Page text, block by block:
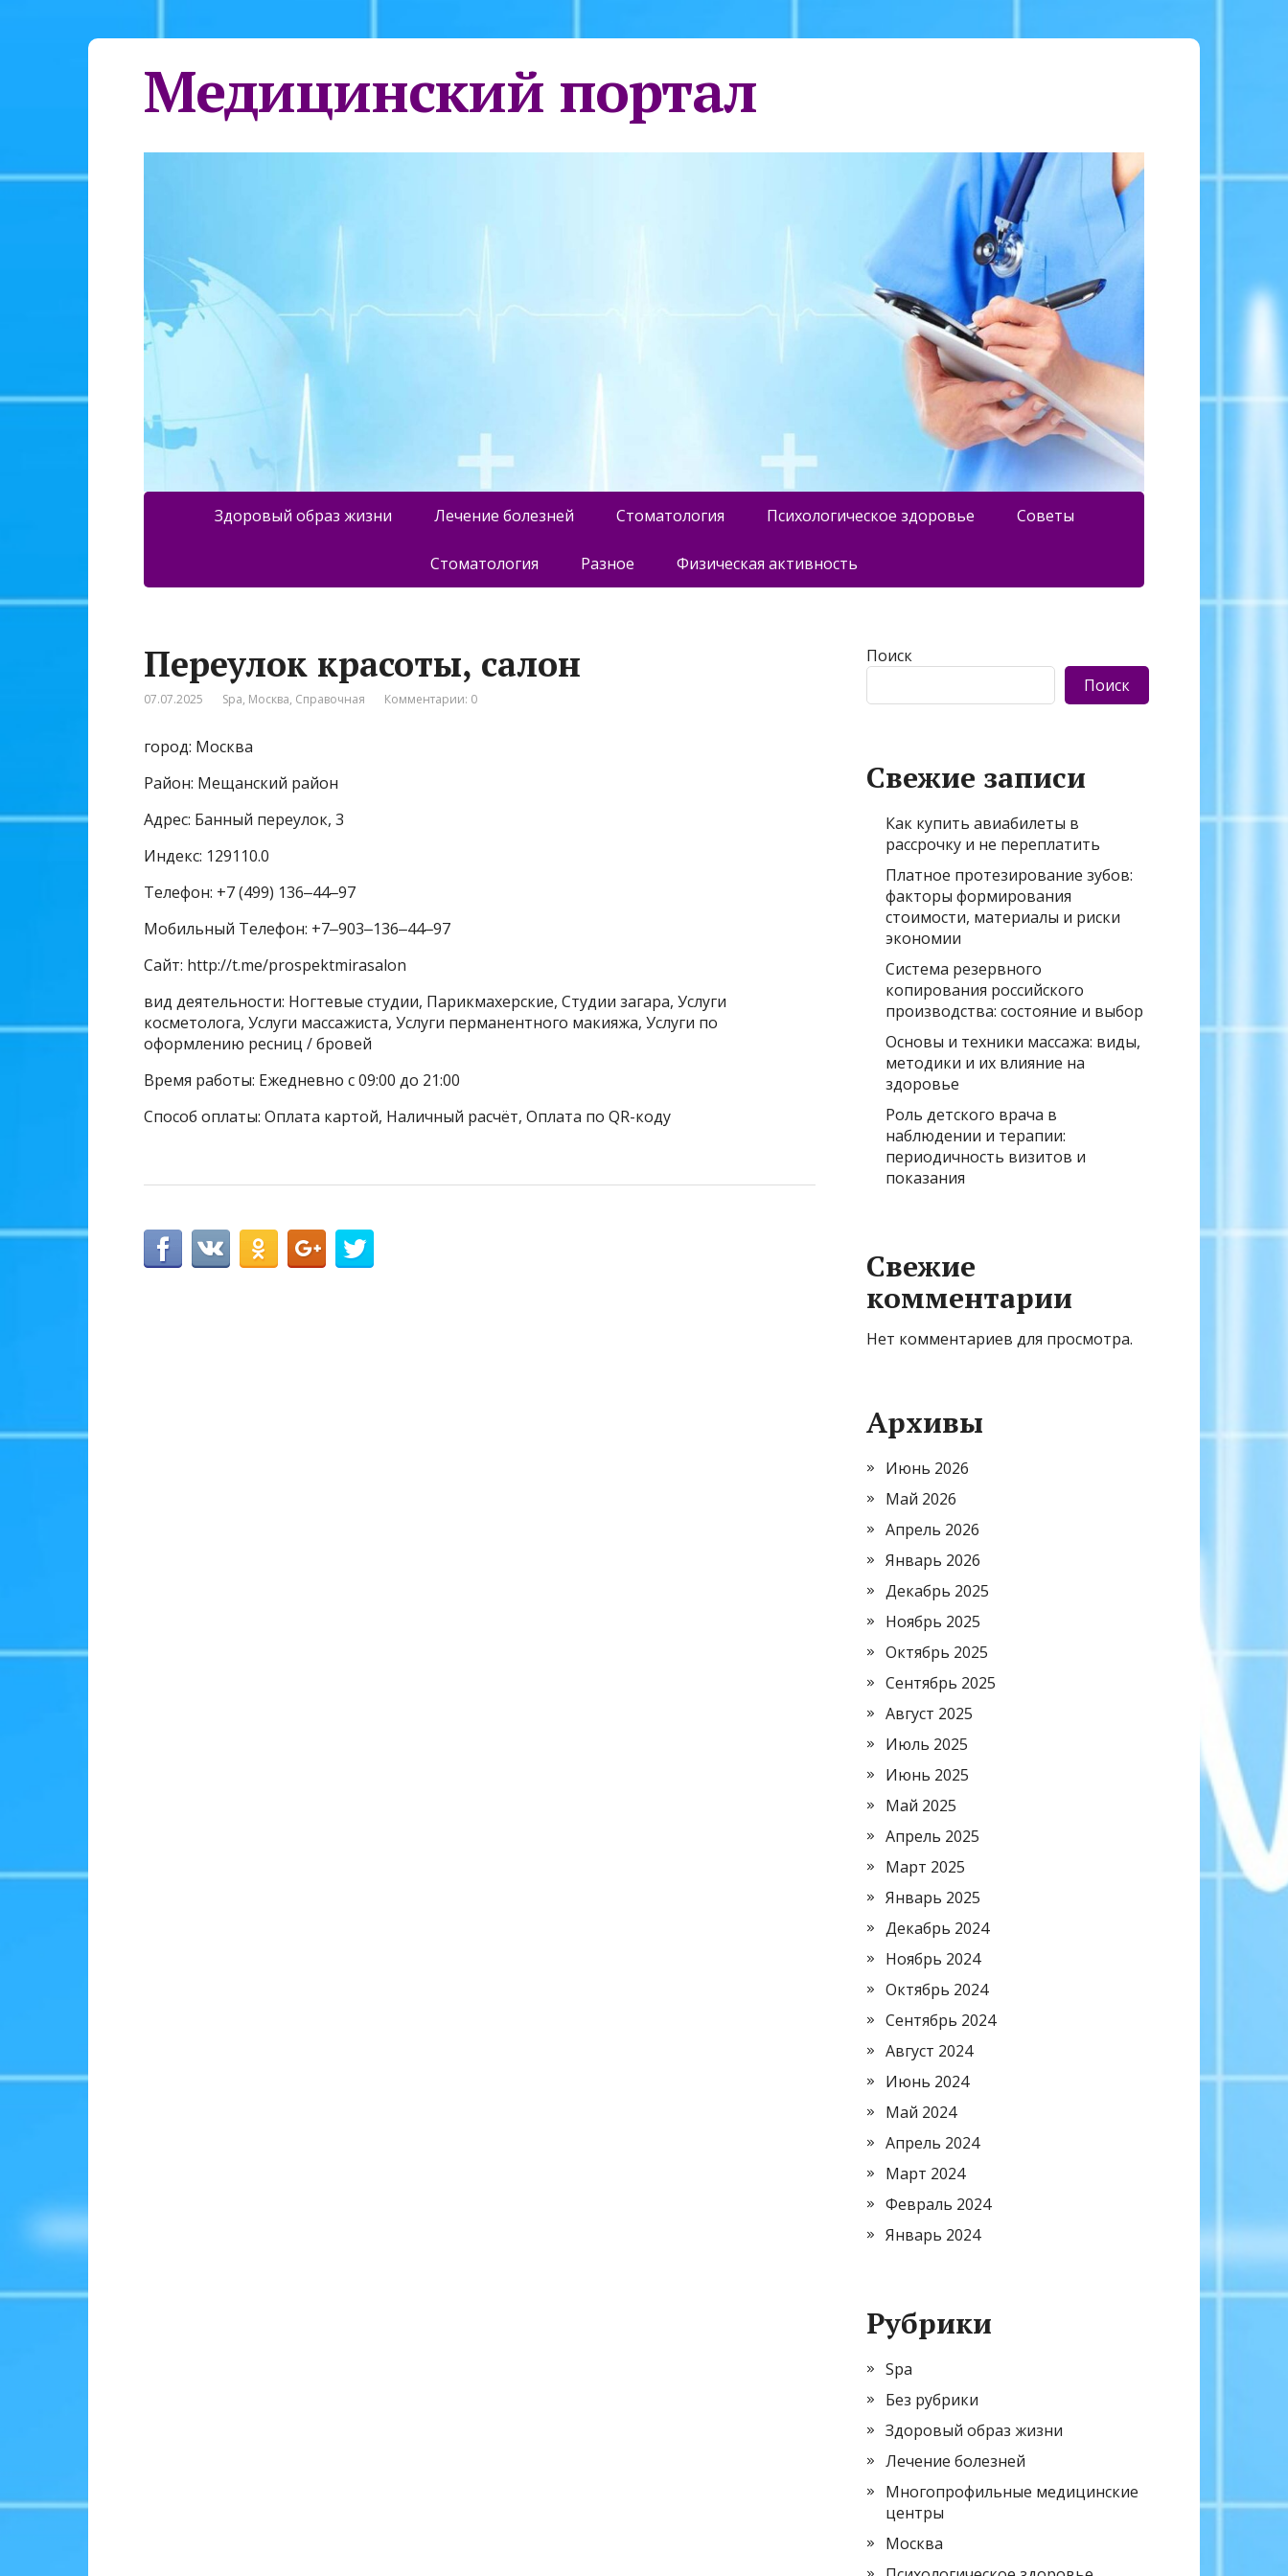
Медицинский портал
Здоровый образ жизни Лечение болезней Стоматология Психологическое здоровье Советы
Стоматология Разное Физическая активность
Переулок красоты, салон
07.07.2025 Spa, Москва, Справочная Комментарии: 0
город: Москва
Район: Мещанский район
Адрес: Банный переулок, 3
Индекс: 129110.0
Телефон: +7 (499) 136‒44‒97
Мобильный Телефон: +7‒903‒136‒44‒97
Сайт: http://t.me/prospektmirasalon
вид деятельности: Ногтевые студии, Парикмахерские, Студии загара, Услуги
косметолога, Услуги массажиста, Услуги перманентного макияжа, Услуги по
оформлению ресниц / бровей
Время работы: Ежедневно с 09:00 до 21:00
Способ оплаты: Оплата картой, Наличный расчёт, Оплата по QR-коду
Поиск
Поиск
Свежие записи
Как купить авиабилеты в
рассрочку и не переплатить
Платное протезирование зубов:
факторы формирования
стоимости, материалы и риски
экономии
Система резервного
копирования российского
производства: состояние и выбор
Основы и техники массажа: виды,
методики и их влияние на
здоровье
Роль детского врача в
наблюдении и терапии:
периодичность визитов и
показания
Свежие
комментарии
Нет комментариев для просмотра.
Архивы
Июнь 2026
Май 2026
Апрель 2026
Январь 2026
Декабрь 2025
Ноябрь 2025
Октябрь 2025
Сентябрь 2025
Август 2025
Июль 2025
Июнь 2025
Май 2025
Апрель 2025
Март 2025
Январь 2025
Декабрь 2024
Ноябрь 2024
Октябрь 2024
Сентябрь 2024
Август 2024
Июнь 2024
Май 2024
Апрель 2024
Март 2024
Февраль 2024
Январь 2024
Рубрики
Spa
Без рубрики
Здоровый образ жизни
Лечение болезней
Многопрофильные медицинские
центры
Москва